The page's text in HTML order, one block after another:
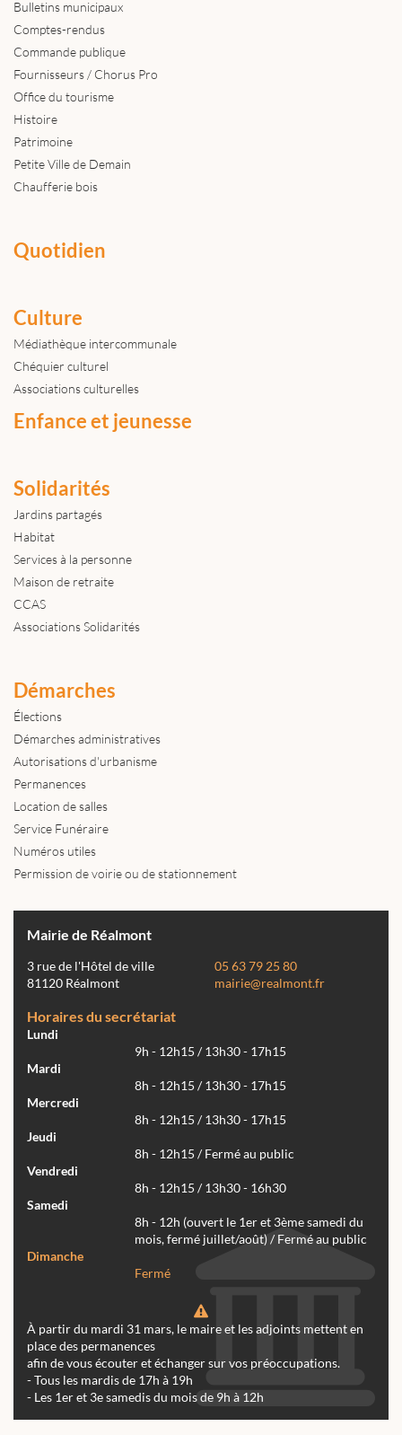
Bulletins municipaux
Comptes-rendus
Commande publique
Fournisseurs / Chorus Pro
Office du tourisme
Histoire
Patrimoine
Petite Ville de Demain
Chaufferie bois
Quotidien
Culture
Médiathèque intercommunale
Chéquier culturel
Associations culturelles
Enfance et jeunesse
Solidarités
Jardins partagés
Habitat
Services à la personne
Maison de retraite
CCAS
Associations Solidarités
Démarches
Élections
Démarches administratives
Autorisations d'urbanisme
Permanences
Location de salles
Service Funéraire
Numéros utiles
Permission de voirie ou de stationnement
Mairie de Réalmont
3 rue de l'Hôtel de ville
81120 Réalmont
05 63 79 25 80
mairie@realmont.fr
Horaires du secrétariat
Lundi
9h - 12h15 / 13h30 - 17h15
Mardi
8h - 12h15 / 13h30 - 17h15
Mercredi
8h - 12h15 / 13h30 - 17h15
Jeudi
8h - 12h15 / Fermé au public
Vendredi
8h - 12h15 / 13h30 - 16h30
Samedi
8h - 12h (ouvert le 1er et 3ème samedi du
mois, fermé juillet/août) / Fermé au public
Dimanche
Fermé
À partir du mardi 31 mars, le maire et les adjoints mettent en
place des permanences
afin de vous écouter et échanger sur vos préoccupations.
- Tous les mardis de 17h à 19h
- Les 1er et 3e samedis du mois de 9h à 12h